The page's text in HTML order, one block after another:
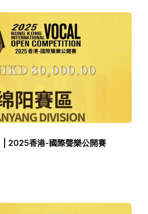
| 2025香港-國際聲樂公開賽